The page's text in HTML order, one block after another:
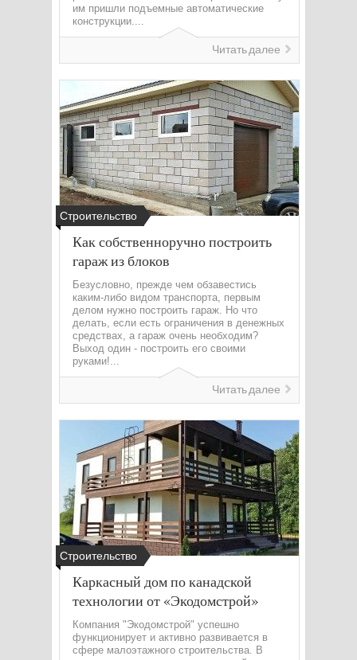
им пришли подъемные автоматические
конструкции....
Читать далее
Строительство
Как собственноручно построить
гараж из блоков
Безусловно, прежде чем обзавестись
каким-либо видом транспорта, первым
делом нужно построить гараж. Но что
делать, если есть ограничения в денежных
средствах, а гараж очень необходим?
Выход один - построить его своими
руками!...
Читать далее
Строительство
Каркасный дом по канадской
технологии от «Экодомстрой»
Компания "Экодомстрой" успешно
функционирует и активно развивается в
сфере малоэтажного строительства. В